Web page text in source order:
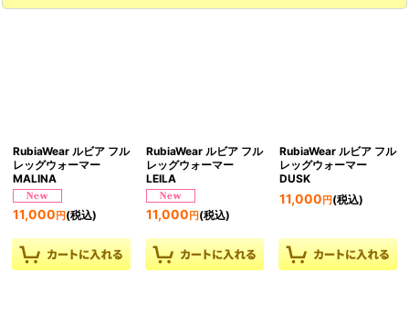
RubiaWear ルビア フル
レッグウォーマー
MALINA
11,000 円 (税込)
RubiaWear ルビア フル
レッグウォーマー
LEILA
11,000 円(税込)
RubiaWear ルビア フル
レッグウォーマー
DUSK
11,000 円(税込)